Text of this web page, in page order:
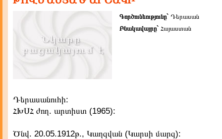
Գործունեությունը` Դերասան
Բնակավայրը` Հայաստան
Դերասանուհի:
ՀԽՍՀ ժող. արտիստ (1965):
Ծնվ. 20.05.1912թ., Կաղզվան (Կարսի մարզ):